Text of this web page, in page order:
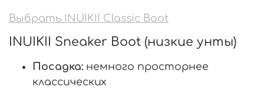
Выбрать INUIKII Classic Boot
INUIKII Sneaker Boot (низкие унты)
Посадка: немного просторнее
классических